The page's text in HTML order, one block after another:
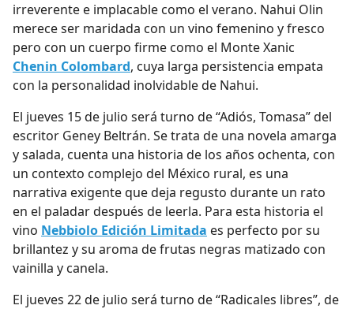
irreverente e implacable como el verano. Nahui Olin
merece ser maridada con un vino femenino y fresco
pero con un cuerpo firme como el Monte Xanic
Chenin Colombard, cuya larga persistencia empata
con la personalidad inolvidable de Nahui.
El jueves 15 de julio será turno de“Adiós, Tomasa”del
escritor Geney Beltrán. Se trata de una novela amarga
y salada, cuenta una historia de los años ochenta, con
un contexto complejo del México rural, es una
narrativa exigente que deja regusto durante un rato
en el paladar después de leerla. Para esta historia el
vino Nebbiolo Edición Limitada es perfecto por su
brillantez y su aroma de frutas negras matizado con
vainilla y canela.
El jueves 22 de julio será turno de “Radicales libres”, de